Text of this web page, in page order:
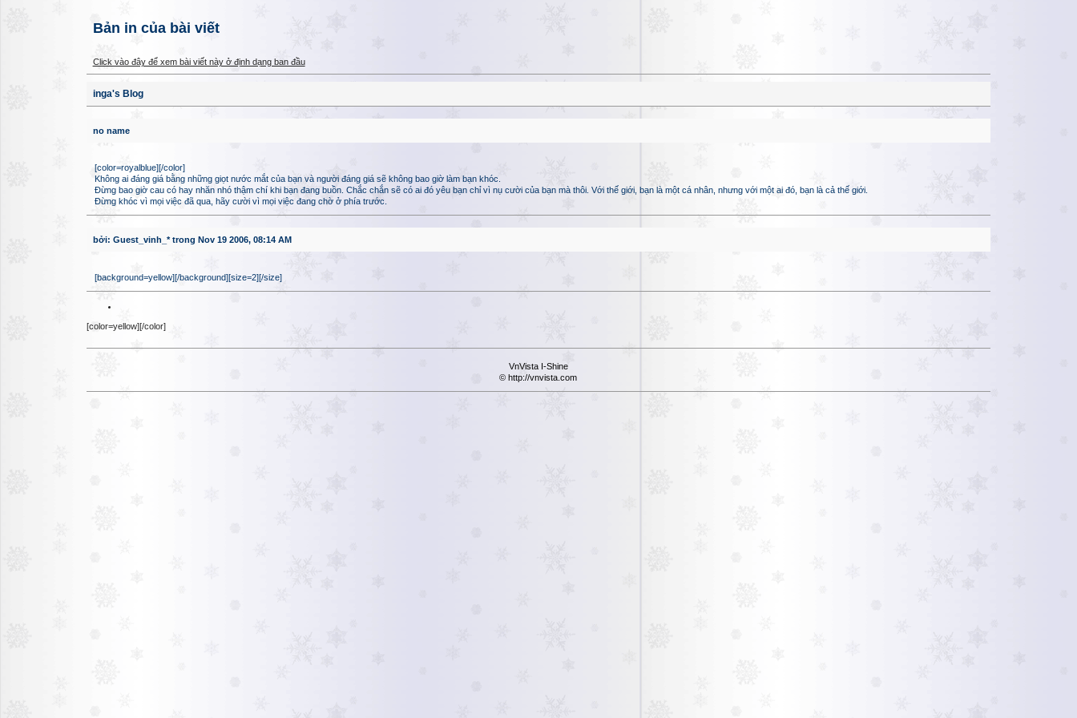
Bản in của bài viết
Click vào đây để xem bài viết này ở định dạng ban đầu
inga's Blog
no name
[color=royalblue][/color]
Không ai đáng giá bằng những giọt nước mắt của bạn và người đáng giá sẽ không bao giờ làm bạn khóc.
Đừng bao giờ cau có hay nhăn nhó thậm chí khi bạn đang buồn. Chắc chắn sẽ có ai đó yêu bạn chỉ vì nụ cười của bạn mà thôi. Với thế giới, bạn là một cá nhân, nhưng với một ai đó, bạn là cả thế giới.
Đừng khóc vì mọi việc đã qua, hãy cười vì mọi việc đang chờ ở phía trước.
bởi: Guest_vinh_* trong Nov 19 2006, 08:14 AM
[background=yellow][/background][size=2][/size]
[color=yellow][/color]
VnVista I-Shine
© http://vnvista.com